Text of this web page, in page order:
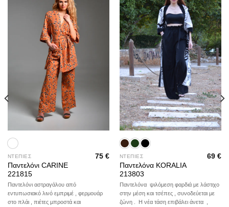
ΝΤΕΠΙΕΣ
Παντελόνι CARINE
221815
75€
Παντελόνι αστραγάλου από
εντυπωσιακό λινό εμπριμέ , φερμουάρ
στο πλάι , πιέτες μπροστά και
Add to
wishlist
ΝΤΕΠΙΕΣ
Παντελόνα KORALIA
213803
69€
Παντελόνα ψιλόμεση φαρδιά με λάστιχο
στην μέση και τσέπες , συνοδεύεται με
ζώνη . Η νέα τάση επιβάλει άνετα ,